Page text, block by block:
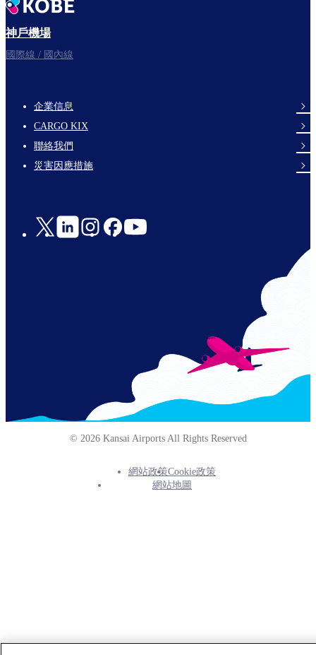
神戶機場
國際線 / 國內線
footer-
links-
en-
企業信息
CARGO KIX
聯絡我們
災害因應措施
Social
© 2026 Kansai Airports All Rights Reserved
Footer
網站政策Cookie政策
網站地圖